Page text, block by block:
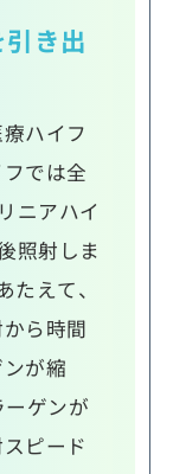
き出
ハイフ
では全
ニアハイ
照射しま
えて、
ら時間
が縮
ゲンが
ピード